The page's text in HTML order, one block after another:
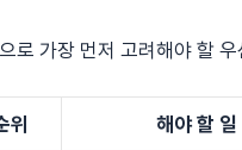
로 가장 먼저 고려해야 할
위 해야 할 일